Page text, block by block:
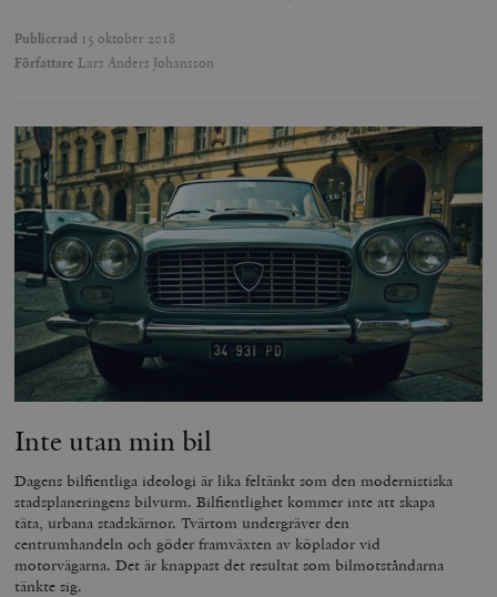
Publicerad 15 oktober 2018
Författare Lars Anders Johansson
Inte utan min bil
Dagens bilfientliga ideologi är lika feltänkt som den modernistiska
stadsplaneringens bilvurm. Bilfientlighet kommer inte att skapa
täta, urbana stadskärnor. Tvärtom undergräver den
centrumhandeln och göder framväxten av köplador vid
motorvägarna. Det är knappast det resultat som bilmotståndarna
tänkte sig.